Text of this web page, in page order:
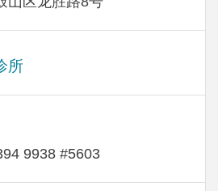
所
9938 #5603